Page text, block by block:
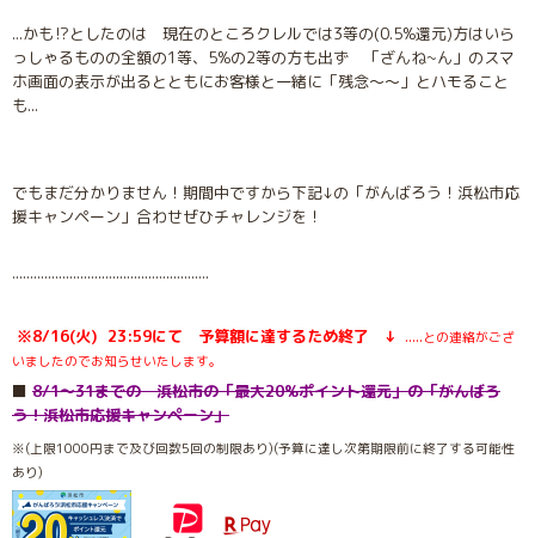
...かも⁉︎としたのは 現在のところクレルでは3等の(0.5%還元)方はいら
っしゃるものの全額の1等、5%の2等の方も出ず 「ざんね~ん」のスマ
ホ画面の表示が出るとともにお客様と一緒に「残念〜〜」とハモること
も...
でもまだ分かりません！期間中ですから下記↓の「がんばろう！浜松市応
援キャンペーン」合わせぜひチャレンジを！
.......................................................
※8/16(火) 23:59にて 予算額に達するため終了 ↓ ..... との連絡がござ
いましたのでお知らせいたします。
⬛️ 8/1〜31までの 浜松市の「最大20%ポイント還元」の「がんばろ
う！浜松市応援キャンペーン」
※(上限1000円まで及び回数5回の制限あり)(予算に達し次第期限前に終了する可能性
あり)